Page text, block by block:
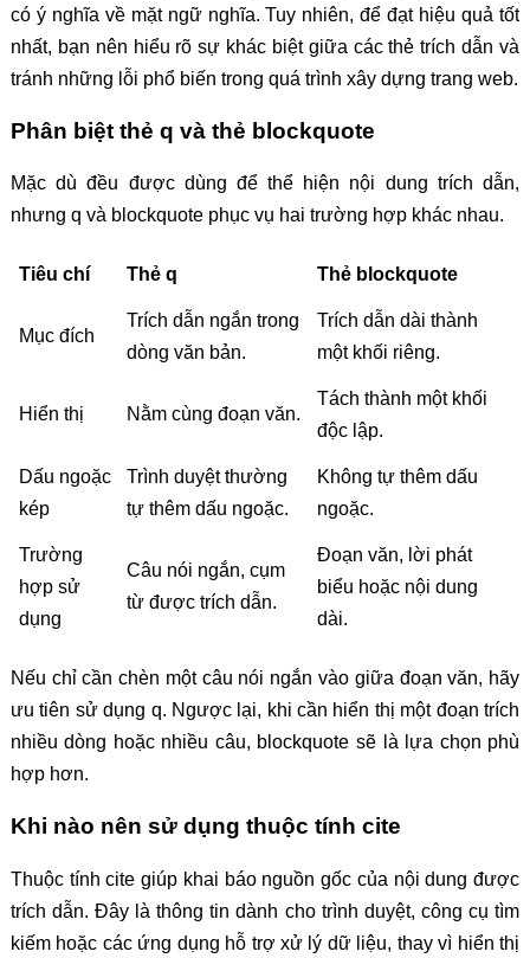
có ý nghĩa về mặt ngữ nghĩa. Tuy nhiên, để đạt hiệu quả tốt
nhất, bạn nên hiểu rõ sự khác biệt giữa các thẻ trích dẫn và
tránh những lỗi phổ biến trong quá trình xây dựng trang web.
Phân biệt thẻ q và thẻ blockquote
Mặc dù đều được dùng để thể hiện nội dung trích dẫn,
nhưng q và blockquote phục vụ hai trường hợp khác nhau.
Tiêu chí Thẻ q Thẻ blockquote
Mục đích
Trích dẫn ngắn trong
dòng văn bản.
Trích dẫn dài thành
một khối riêng.
Hiển thị Nằm cùng đoạn văn.
Tách thành một khối
độc lập.
Dấu ngoặc
kép
Trình duyệt thường
tự thêm dấu ngoặc.
Không tự thêm dấu
ngoặc.
Trường
hợp sử
dụng
Câu nói ngắn, cụm
từ được trích dẫn.
Đoạn văn, lời phát
biểu hoặc nội dung
dài.
Nếu chỉ cần chèn một câu nói ngắn vào giữa đoạn văn, hãy
ưu tiên sử dụng q. Ngược lại, khi cần hiển thị một đoạn trích
nhiều dòng hoặc nhiều câu, blockquote sẽ là lựa chọn phù
hợp hơn.
Khi nào nên sử dụng thuộc tính cite
Thuộc tính cite giúp khai báo nguồn gốc của nội dung được
trích dẫn. Đây là thông tin dành cho trình duyệt, công cụ tìm
kiếm hoặc các ứng dụng hỗ trợ xử lý dữ liệu, thay vì hiển thị